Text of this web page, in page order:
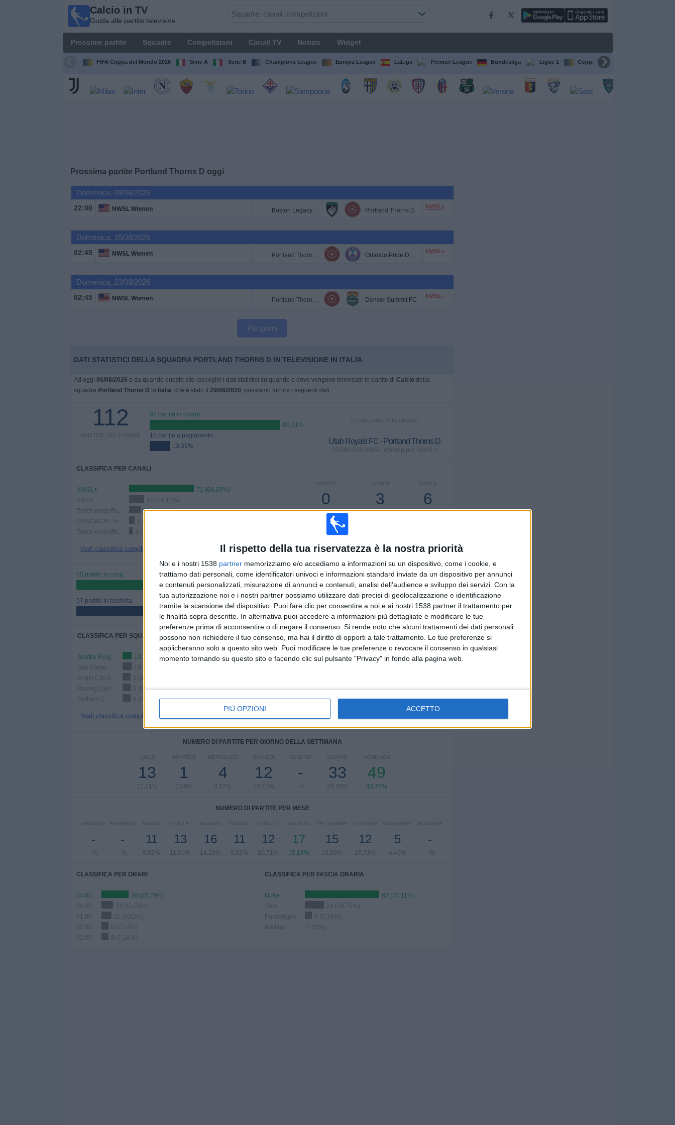
Il rispetto della tua riservatezza è la nostra priorità
Noi e i nostri 1538 partner memorizziamo e/o accediamo a informazioni su un dispositivo, come i cookie, e
trattiamo dati personali, come identificatori univoci e informazioni standard inviate da un dispositivo per annunci
e contenuti personalizzati, misurazione di annunci e contenuti, analisi dell'audience e sviluppo dei servizi. Con la
tua autorizzazione noi e i nostri partner possiamo utilizzare dati precisi di geolocalizzazione e identificazione
tramite la scansione del dispositivo. Puoi fare clic per consentire a noi e ai nostri 1538 partner il trattamento per
le finalità sopra descritte. In alternativa puoi accedere a informazioni più dettagliate e modificare le tue
preferenze prima di acconsentire o di negare il consenso. Si rende noto che alcuni trattamenti dei dati personali
possono non richiedere il tuo consenso, ma hai il diritto di opporti a tale trattamento. Le tue preferenze si
applicheranno solo a questo sito web. Puoi modificare le tue preferenze o revocare il consenso in qualsiasi
momento tornando su questo sito e facendo clic sul pulsante "Privacy" in fondo alla pagina web.
PIÙ OPZIONI ACCETTO
Calcio in TV
Guida alle partite televisive
Prossime partite Squadre Competizioni Canali TV Notizie Widget
FIFA Coppa del Mondo 2026 Serie A Serie B Champions League Europa League LaLiga Premier League Bundesliga Ligue 1 Coppa del Mondo FIFA per club
Prossima partite Portland Thorns D oggi
Domenica, 09/08/2026
22:00 NWSL Women Boston Legacy FC Portland Thorns D
NWSL+
Domenica, 16/08/2026
02:45 NWSL Women Portland Thorns D Orlando Pride D
NWSL+
Domenica, 23/08/2026
02:45 NWSL Women Portland Thorns D Denver Summit FC
NWSL+
Più giorni
DATI STATISTICI DELLA SQUADRA PORTLAND THORNS D IN TELEVISIONE IN ITALIA
Ad oggi 06/08/2026 e da quando questo sito raccoglie i dati statistici su quando e dove vengono televisate le partite di Calciodella
squadra Portland Thorns D in Italia, che è stato il 29/06/2020, possiamo fornire i seguenti dati:
112
PARTITE TELEVISIVE
97 partite in chiaro
86,61%
15 partite a pagamento
13,39%
ULTIMA PARTITA IN CHIARO
Utah Royals FC - Portland Thorns D
03/08/2026 NWSL Women por NWSL+
CLASSIFICA PER CANALI
NWSL+
72 (64,29%)
DAZN
17 (15,18%)
13 (11,61%)
6 (5,36%)
4 (3,57%)
Vedi classifica completa
TOTALE
6
CANALI TV
GIORNI
3
SENZA
PARTITE
0
CONSECUTIVE
A PAGAMENTO
55 partite in casa
49,11%
57 partite in trasferta
21
AVVERSARI
10
VS Seattle
Reign D
4
COMPETIZIONI
CLASSIFICA PER SQUADRE
Seattle Reign D
10 (8,93%)
Angel City D
9 (8,04%)
9 (8,04%)
Gotham D
9 (8,04%)
Vedi classifica completa
CLASSIFICA PER COMPETIZIONI
NWSL Women
98 (87,5%)
Women’s International Champions Cup
4 (3,57%)
NUMERO DI PARTITE PER GIORNO DELLA SETTIMANA
LUNEDÌ
13
11,61%
MARTEDÌ
1
0,89%
MERCOLEDÌ
4
3,57%
GIOVEDÌ
12
10,71%
VENERDÌ
-
- %
SABATO
33
29,46%
DOMENICA
49
43,75%
NUMERO DI PARTITE PER MESE
GENNAIO
-
- %
FEBBRAIO
-
- %
MARZO
11
9,82%
APRILE
13
11,61%
MAGGIO
16
14,29%
GIUGNO
11
9,82%
LUGLIO
12
10,71%
AGOSTO
17
15,18%
SETTEMBRE
15
13,39%
OTTOBRE
12
10,71%
NOVEMBRE
5
4,46%
DICEMBRE
-
- %
CLASSIFICA PER ORARI
04:00
30 (26,79%)
04:30
13 (11,61%)
11 (9,82%)
22:00
8 (7,14%)
02:00
8 (7,14%)
CLASSIFICA PER FASCIA ORARIA
Notte
83 (74,11%)
Sera
21 (18,75%)
Pomeriggio
8 (7,14%)
Mattina
0 (0%)